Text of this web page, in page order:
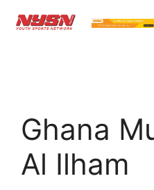
Ghana
Al Ilham